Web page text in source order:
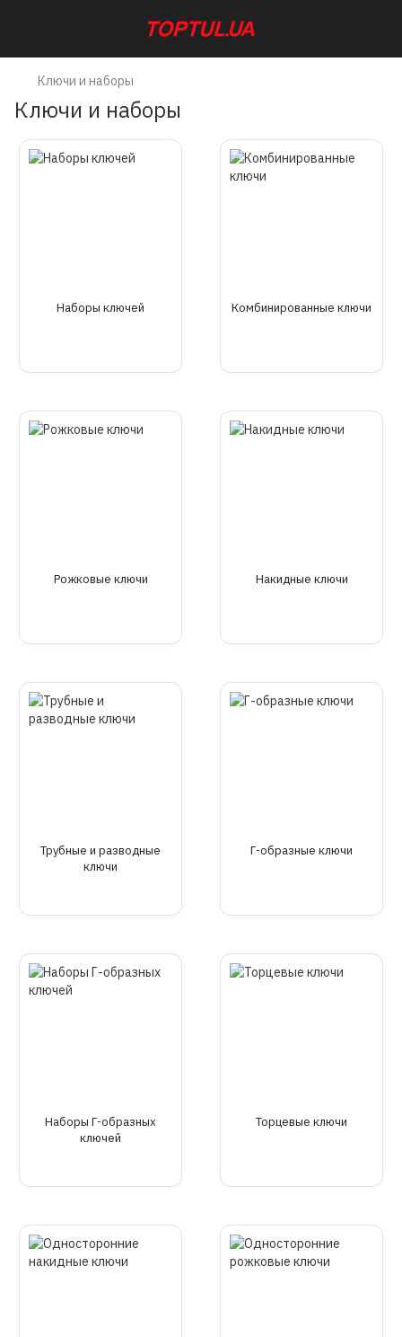
Ключи и наборы
Ключи и наборы
Наборы ключей Комбинированные ключи
Рожковые ключи Накидные ключи
Трубные и разводные
ключи
Г-образные ключи
Наборы Г-образных
ключей
Торцевые ключи